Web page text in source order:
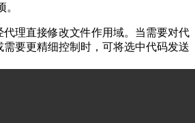
理直接修改文件作用域。当需要对代
要更精细控制时，可将选中代码发送